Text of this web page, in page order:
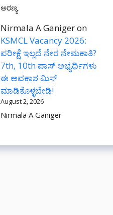
ಅರಣ್ಯ
Nirmala A Ganigeron
KSMCL Vacancy 2026:
ಪರೀಕ್ಷೆ ಇಲ್ಲದೆ ನೇರ ನೇಮಕಾತಿ?
7th, 10th ಪಾಸ್ ಅಭ್ಯರ್ಥಿಗಳು
ಈ ಅವಕಾಶ ಮಿಸ್
ಮಾಡಿಕೊಳ್ಳಬೇಡಿ!
August 2, 2026
Nirmala A Ganiger